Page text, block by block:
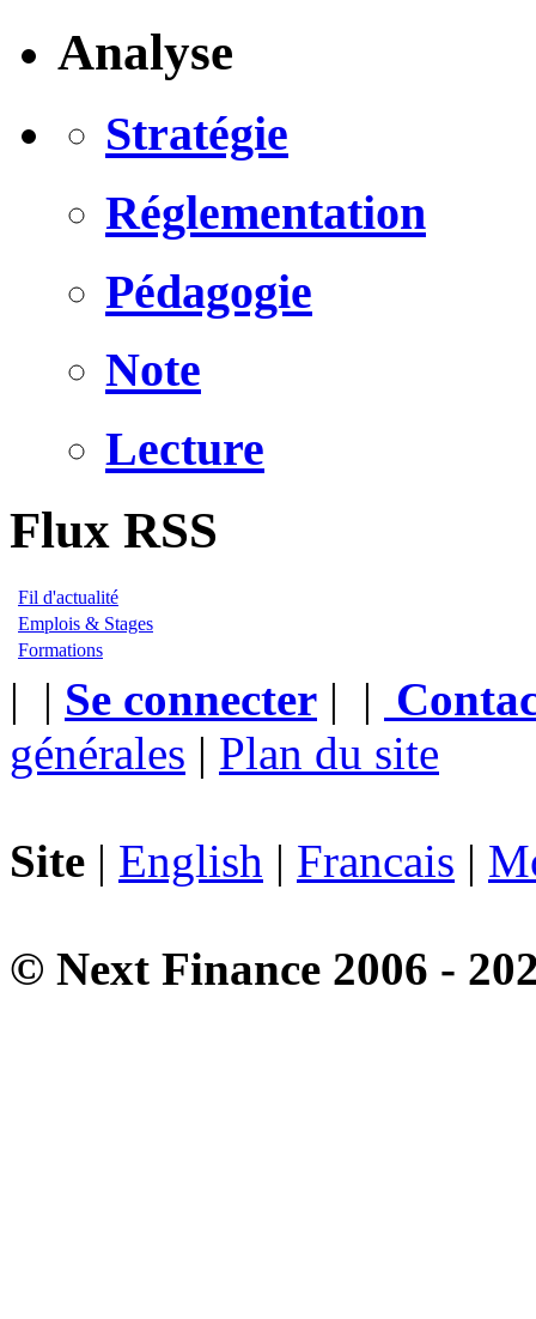
Analyse
Stratégie
Réglementation
Pédagogie
Note
Lecture
Flux RSS
Fil d'actualité
Emplois & Stages
Formations
| | Se connecter | |
générales | Plan du site
Site | English | Francais |
© Next Finance 2006 -